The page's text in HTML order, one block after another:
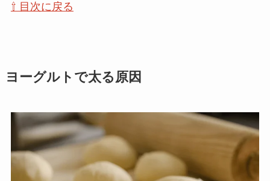
⇧ 目次に戻る
ヨーグルトで太る原因